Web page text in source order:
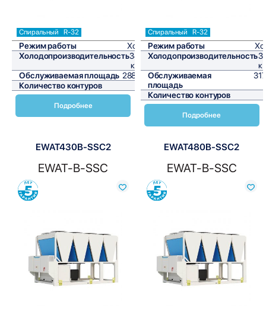
Спиральный R-32
Режим работы
Холод
Холодопроизводительность345,6
кВт/ч
Обслуживаемая площадь 2880 м²
Количество контуров
1
Подробнее
Спиральный R-32
Режим работы
Холодопроизводительность
Обслуживаемая
площадь
Количество контуров
Подробнее
EWAT430B-SSC2
EWAT-B-SSC
Сравнить
EWAT480B-SSC2
EWAT-B-SSC
Сравнить